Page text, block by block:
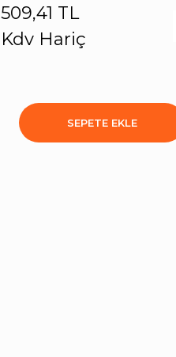
509,41 TL
Kdv Hariç
SEPETE EKLE